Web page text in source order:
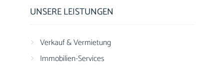
UNSERE LEISTUNGEN
Verkauf & Vermietung
Immobilien-Services